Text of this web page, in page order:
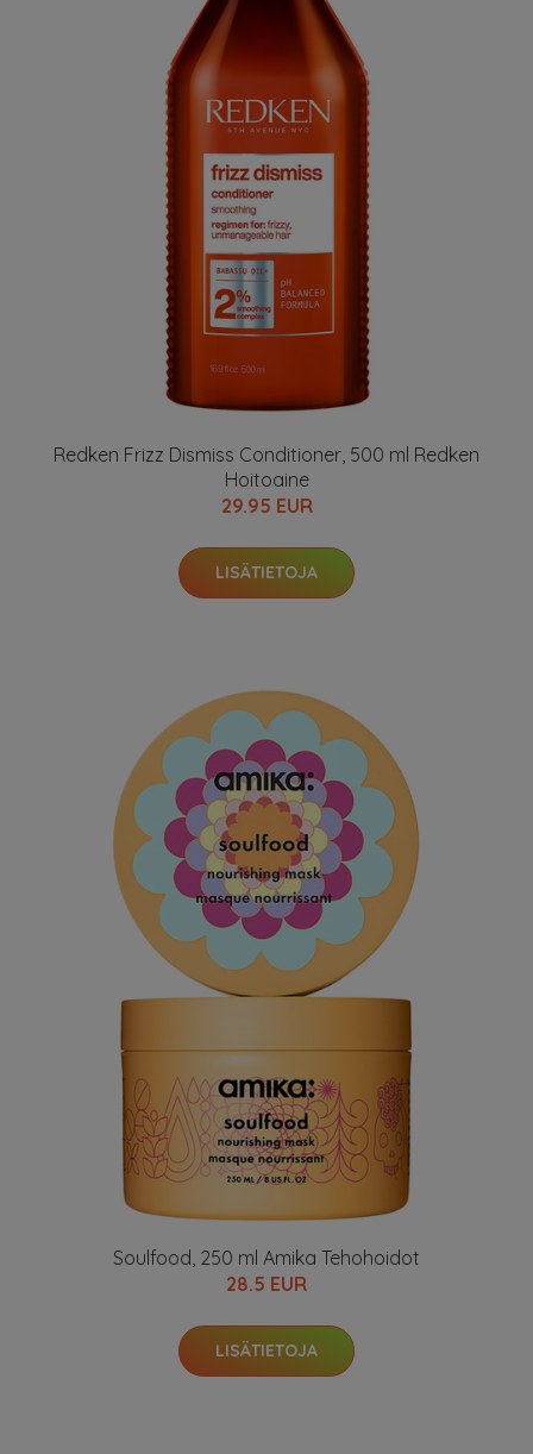
Redken Frizz Dismiss Conditioner, 500 ml Redken
Hoitoaine
29.95 EUR
LISÄTIETOJA
Soulfood, 250 ml Amika Tehohoidot
28.5 EUR
LISÄTIETOJA